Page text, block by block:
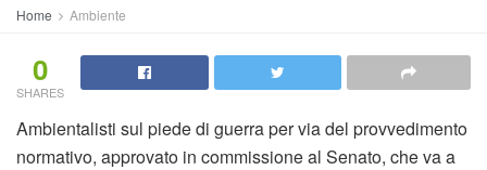
Home Ambiente
0
SHARES
Ambientalisti sul piede di guerra per via del provvedimento
normativo, approvato in commissione al Senato, che va a